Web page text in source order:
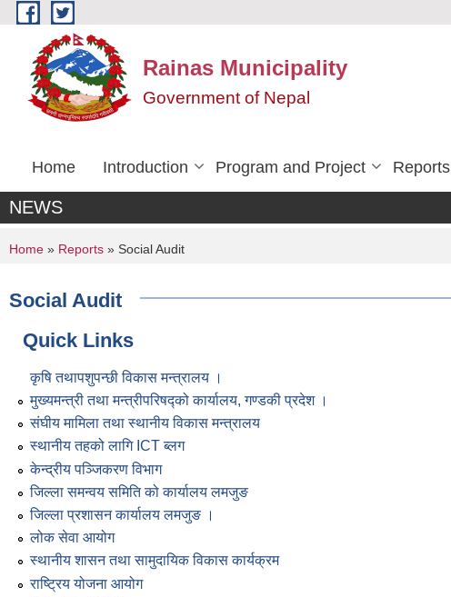
Skip to main content
Rainas Municipality
Government of Nepal
Home Introduction Program and Project Reports
NEWS
You are here
Home » Reports » Social Audit
Social Audit
Quick Links
कृषि तथापशुपन्छी विकास मन्त्रालय ।
मुख्यमन्त्री तथा मन्त्रीपरिषद्को कार्यालय, गण्डकी प्रदेश ।
संघीय मामिला तथा स्थानीय विकास मन्त्रालय
स्थानीय तहको लागि ICT ब्लग
केन्द्रीय पञ्जिकरण विभाग
जिल्ला समन्वय समिति को कार्यालय लमजुङ
जिल्ला प्रशासन कार्यालय लमजुङ ।
लोक सेवा आयोग
स्थानीय शासन तथा सामुदायिक विकास कार्यक्रम
राष्ट्रिय योजना आयोग